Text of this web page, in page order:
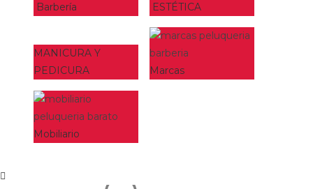
Barbería ESTÉTICA
MANICURA Y
PEDICURA
Marcas
Mobiliario